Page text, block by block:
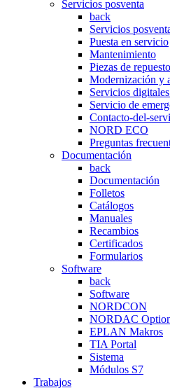
Servicios posventa
back
Servicios
Puesta en servicio
Mantenimiento
Piezas de repuesto
Modernización y
Servicios
Servicio de
Contacto-del-
NORD ECO
Preguntas
Documentación
back
Documentación
Folletos
Catálogos
Manuales
Recambios
Certificados
Formularios
Software
back
Software
NORDCON
NORDAC
EPLAN Makros
TIA Portal
Sistema
Módulos S7
Trabajos